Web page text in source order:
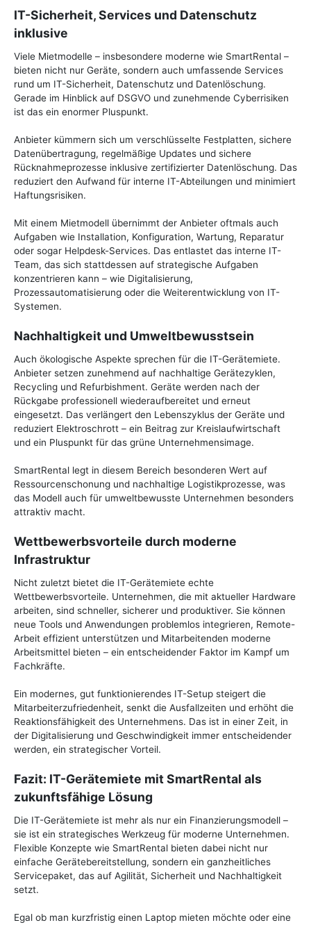
IT-Sicherheit, Services und Datenschutz
inklusive
Viele Mietmodelle – insbesondere moderne wie SmartRental –
bieten nicht nur Geräte, sondern auch umfassende Services
rund um IT-Sicherheit, Datenschutz und Datenlöschung.
Gerade im Hinblick auf DSGVO und zunehmende Cyberrisiken
ist das ein enormer Pluspunkt.
Anbieter kümmern sich um verschlüsselte Festplatten, sichere
Datenübertragung, regelmäßige Updates und sichere
Rücknahmeprozesse inklusive zertifizierter Datenlöschung. Das
reduziert den Aufwand für interne IT-Abteilungen und minimiert
Haftungsrisiken.
Mit einem Mietmodell übernimmt der Anbieter oftmals auch
Aufgaben wie Installation, Konfiguration, Wartung, Reparatur
oder sogar Helpdesk-Services. Das entlastet das interne IT-
Team, das sich stattdessen auf strategische Aufgaben
konzentrieren kann – wie Digitalisierung,
Prozessautomatisierung oder die Weiterentwicklung von IT-
Systemen.
Nachhaltigkeit und Umweltbewusstsein
Auch ökologische Aspekte sprechen für die IT-Gerätemiete.
Anbieter setzen zunehmend auf nachhaltige Gerätezyklen,
Recycling und Refurbishment. Geräte werden nach der
Rückgabe professionell wiederaufbereitet und erneut
eingesetzt. Das verlängert den Lebenszyklus der Geräte und
reduziert Elektroschrott – ein Beitrag zur Kreislaufwirtschaft
und ein Pluspunkt für das grüne Unternehmensimage.
SmartRental legt in diesem Bereich besonderen Wert auf
Ressourcenschonung und nachhaltige Logistikprozesse, was
das Modell auch für umweltbewusste Unternehmen besonders
attraktiv macht.
Wettbewerbsvorteile durch moderne
Infrastruktur
Nicht zuletzt bietet die IT-Gerätemiete echte
Wettbewerbsvorteile. Unternehmen, die mit aktueller Hardware
arbeiten, sind schneller, sicherer und produktiver. Sie können
neue Tools und Anwendungen problemlos integrieren, Remote-
Arbeit effizient unterstützen und Mitarbeitenden moderne
Arbeitsmittel bieten – ein entscheidender Faktor im Kampf um
Fachkräfte.
Ein modernes, gut funktionierendes IT-Setup steigert die
Mitarbeiterzufriedenheit, senkt die Ausfallzeiten und erhöht die
Reaktionsfähigkeit des Unternehmens. Das ist in einer Zeit, in
der Digitalisierung und Geschwindigkeit immer entscheidender
werden, ein strategischer Vorteil.
Fazit: IT-Gerätemiete mit SmartRental als
zukunftsfähige Lösung
Die IT-Gerätemiete ist mehr als nur ein Finanzierungsmodell –
sie ist ein strategisches Werkzeug für moderne Unternehmen.
Flexible Konzepte wie SmartRental bieten dabei nicht nur
einfache Gerätebereitstellung, sondern ein ganzheitliches
Servicepaket, das auf Agilität, Sicherheit und Nachhaltigkeit
setzt.
Egal ob man kurzfristig einen Laptop mieten möchte oder eine